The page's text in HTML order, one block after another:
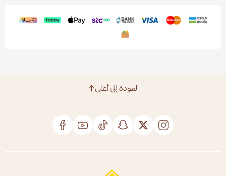
العودة إلى أعلى